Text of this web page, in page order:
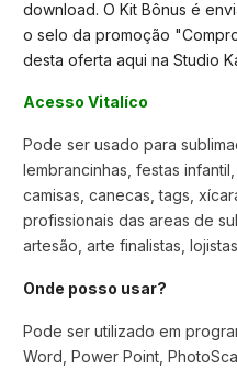
download. O Kit Bônus é
o selo da promoção
desta oferta aqui na Studio
Acesso Vitalíco
Pode ser usado para
lembrancinhas, festas
camisas, canecas, tags,
profissionais das areas de
artesão, arte finalistas,
Onde posso usar?
Pode ser utilizado em
Word, Power Point,